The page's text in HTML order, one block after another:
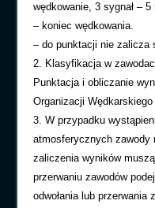
wędkowanie, 3 sygnał –
– koniec wędkowania.
– do punktacji nie zalicza
2. Klasyfikacja w
Punktacja i obliczanie
Organizacji
3. W przypadku
atmosferycznych zawody
zaliczenia wyników
przerwaniu zawodów
odwołania lub